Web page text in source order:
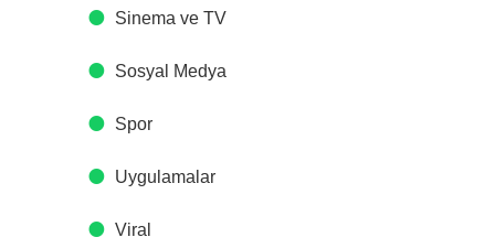
Sinema ve TV
Sosyal Medya
Spor
Uygulamalar
Viral